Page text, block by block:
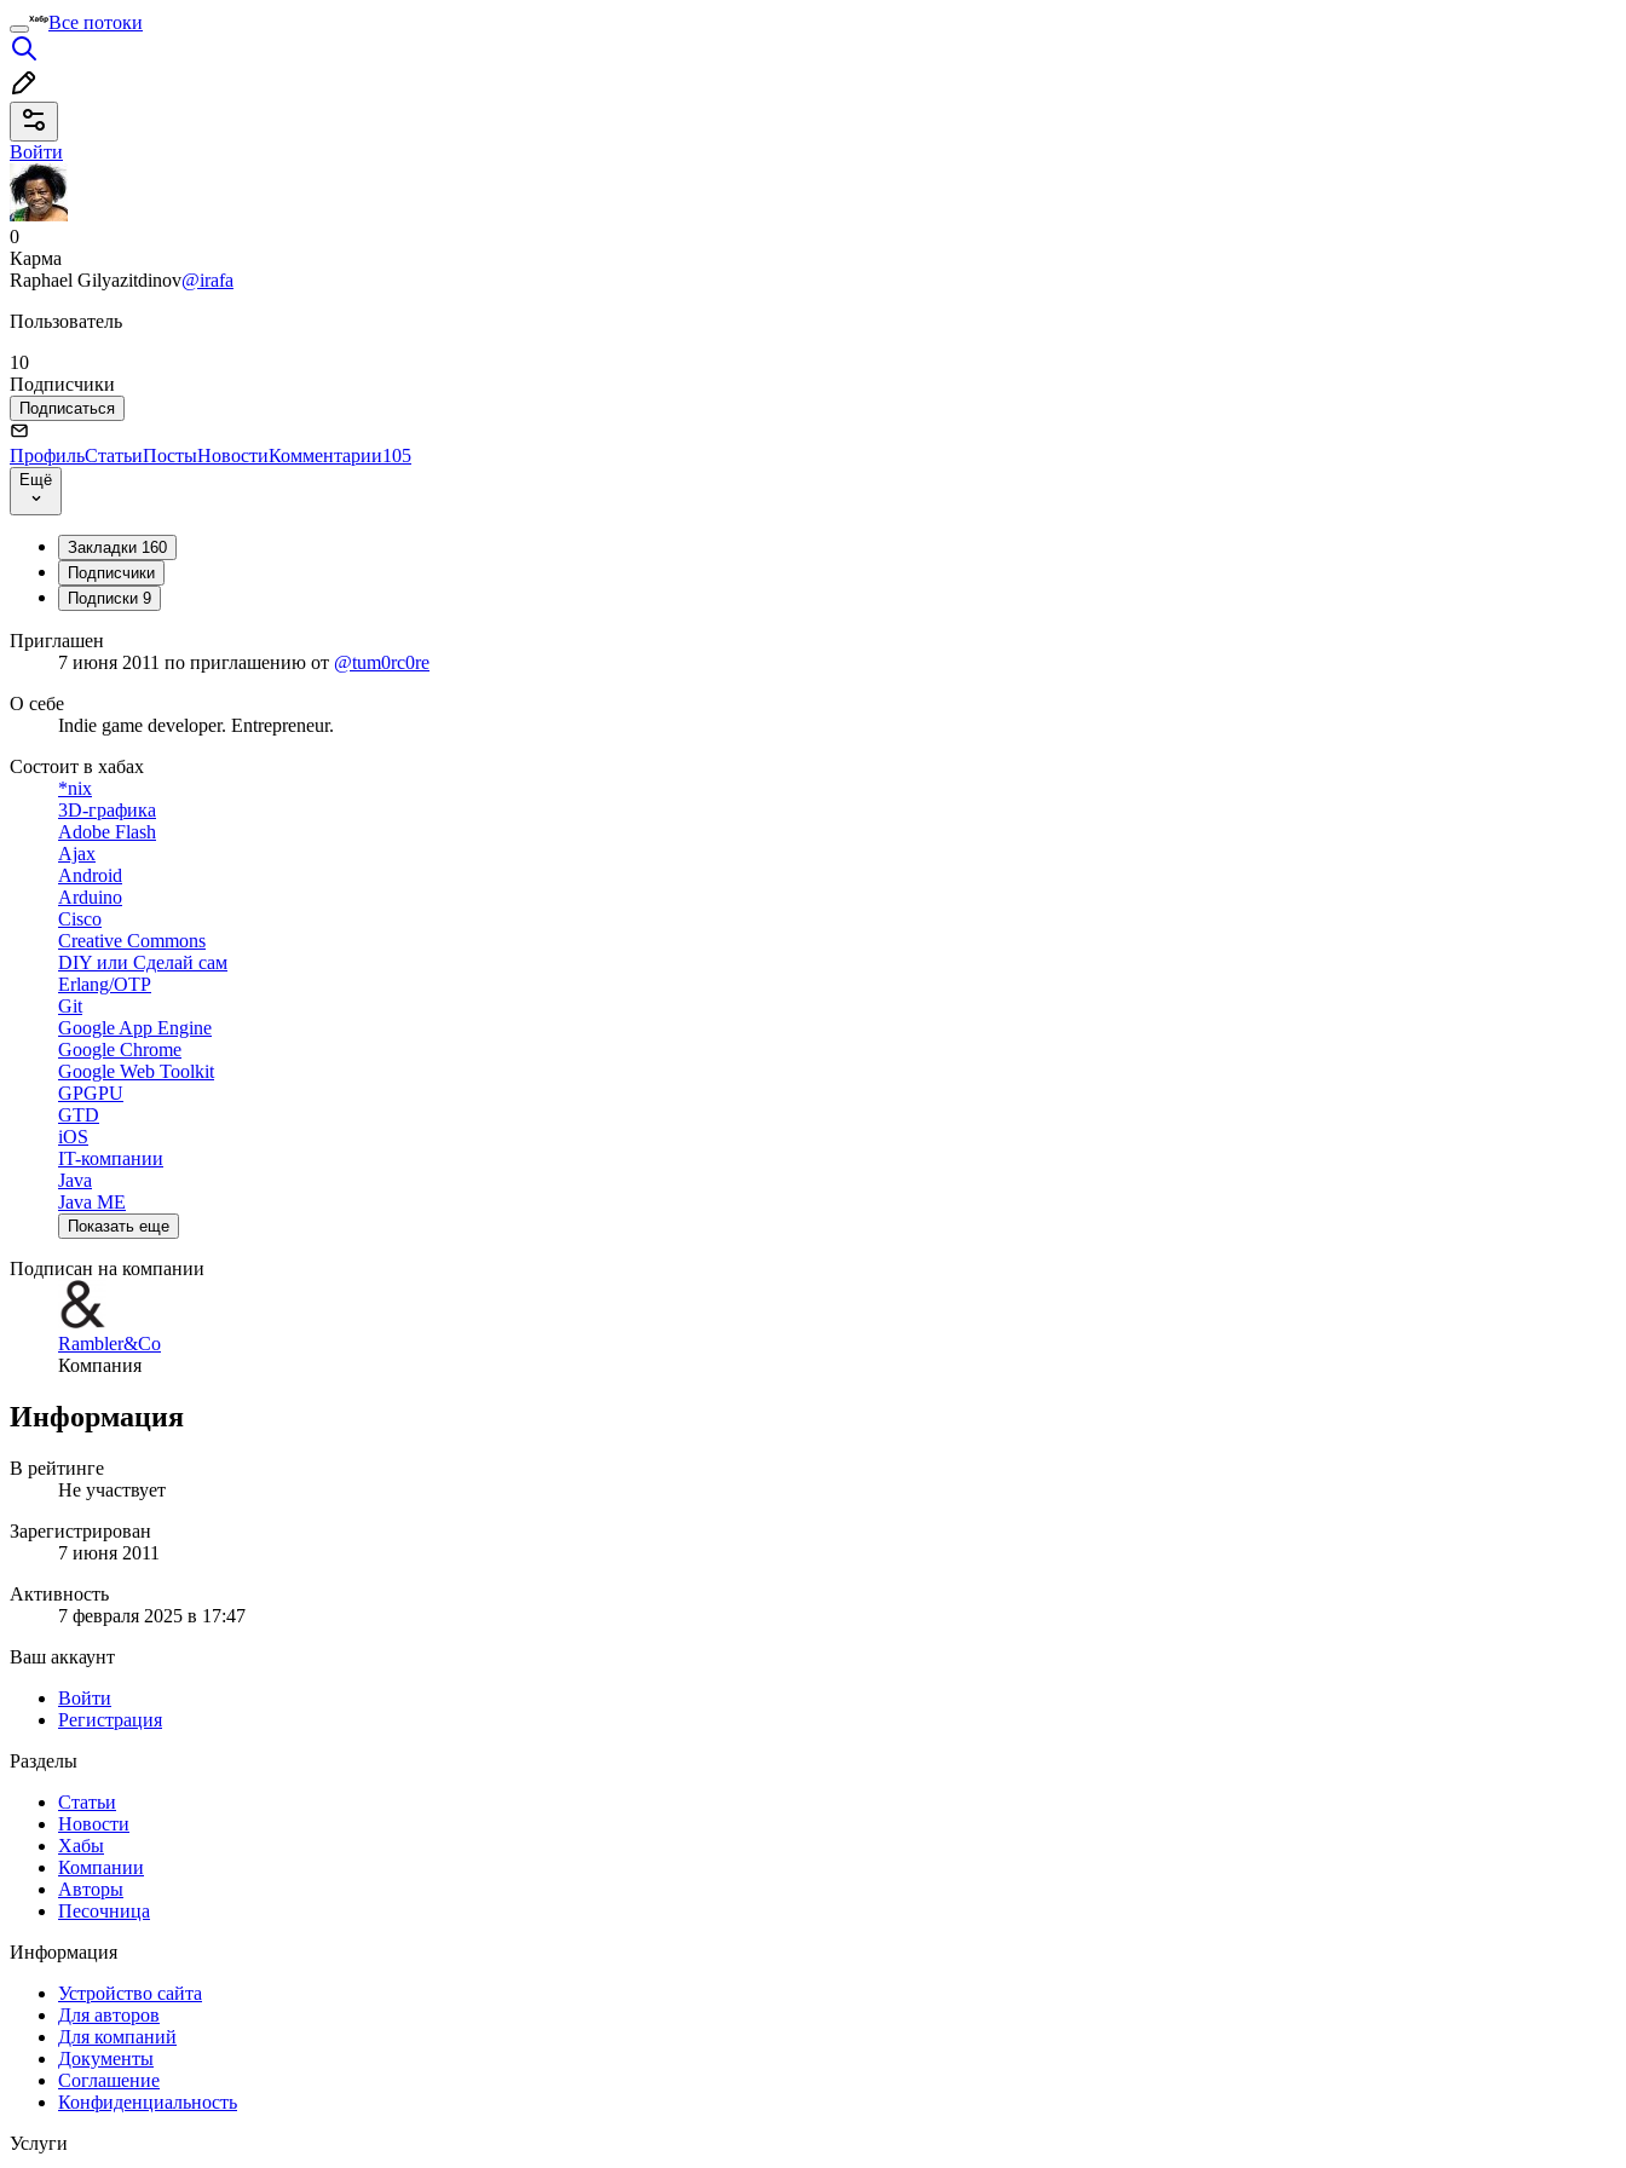
Все потоки
Войти
0
Карма
Raphael Gilyazitdinov@irafa
Пользователь
10
Подписчики
Подписаться
ПрофильСтатьиПостыНовостиКомментарии105
Ещё
Закладки 160
Подписчики
Подписки 9
Приглашен
7 июня 2011 по приглашению от @tum0rc0re
О себе
Indie game developer. Entrepreneur.
Состоит в хабах
*nix
3D-графика
Adobe Flash
Ajax
Android
Arduino
Cisco
Creative Commons
DIY или Сделай сам
Erlang/OTP
Git
Google App Engine
Google Chrome
Google Web Toolkit
GPGPU
GTD
iOS
IT-компании
Java
Java ME
Показать еще
Подписан на компании
Rambler&Co
Компания
Информация
В рейтинге
Не участвует
Зарегистрирован
7 июня 2011
Активность
7 февраля 2025 в 17:47
Ваш аккаунт
Войти
Регистрация
Разделы
Статьи
Новости
Хабы
Компании
Авторы
Песочница
Информация
Устройство сайта
Для авторов
Для компаний
Документы
Соглашение
Конфиденциальность
Услуги